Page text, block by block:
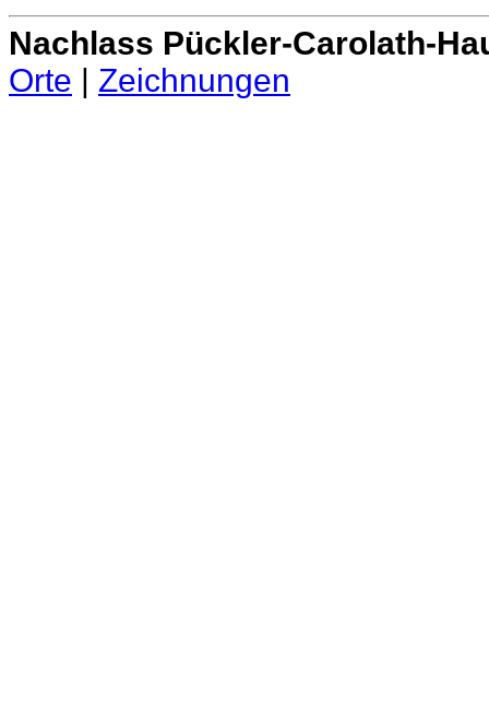
Nachlass Pückler-Carolath-
Orte
Zeichnungen